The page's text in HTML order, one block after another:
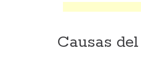
Causas